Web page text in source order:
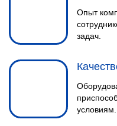
Опыт
задач.
условиям.